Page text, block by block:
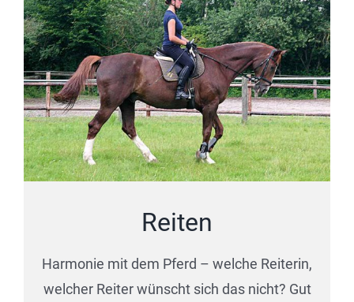
Reiten
Harmonie mit dem Pferd – welche Reiterin,
welcher Reiter wünscht sich das nicht? Gut